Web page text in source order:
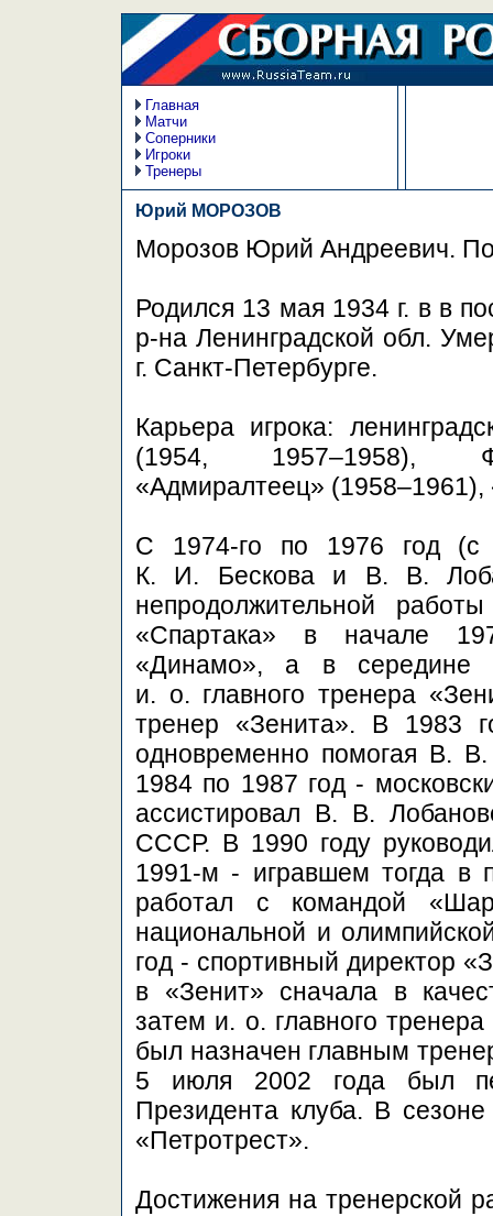
Главная
Матчи
Соперники
Игроки
Тренеры
Юрий МОРОЗОВ
Морозов Юрий Андреевич.
Родился 13 мая 1934 г. в в
р-на Ленинградской обл.
г. Санкт-Петербурге.
Карьера игрока:
(1954, 1957–1958),
«Адмиралтеец»
С 1974-го по 1976 год (с
К. И. Бескова и В. В.
непродолжительной
«Спартака» в начале
«Динамо», а в середине
и. о. главного тренера
тренер «Зенита». В 1983
одновременно помогая В.
1984 по 1987 год -
ассистировал В. В.
СССР. В 1990 году
1991-м - игравшем тогда в
работал с командой
национальной и
год - спортивный директор
в «Зенит» сначала в
затем и. о. главного
был назначен главным
5 июля 2002 года был
Президента клуба. В сезоне
«Петротрест».
Достижения на тренерской